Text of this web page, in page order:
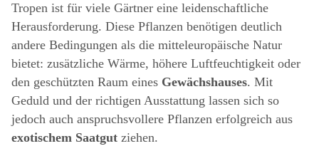
Tropen ist für viele Gärtner eine leidenschaftliche
Herausforderung. Diese Pflanzen benötigen deutlich
andere Bedingungen als die mitteleuropäische Natur
bietet: zusätzliche Wärme, höhere Luftfeuchtigkeit oder
den geschützten Raum eines Gewächshauses. Mit
Geduld und der richtigen Ausstattung lassen sich so
jedoch auch anspruchsvollere Pflanzen erfolgreich aus
exotischem Saatgut ziehen.